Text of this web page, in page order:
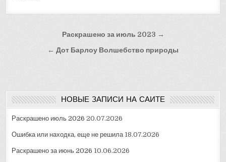
НавигацияРаскрашено за июль 2023 →
← Дот Барлоу Волшебство природы
НОВЫЕ ЗАПИСИ НА САЙТЕ
Раскрашено июль 2026 20.07.2026
Ошибка или находка, еще не решила 18.07.2026
Раскрашено за июнь 2026 10.06.2026